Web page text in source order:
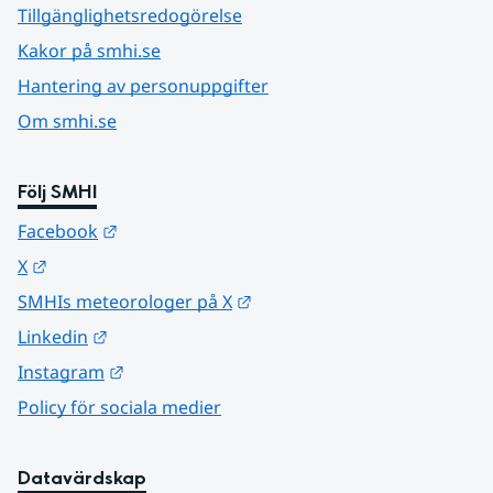
Tillgänglighetsredogörelse
Kakor på smhi.se
Hantering av personuppgifter
Om smhi.se
Följ SMHI
Facebook
X
SMHIs meteorologer på X
Linkedin
Instagram
Policy för sociala medier
Datavärdskap